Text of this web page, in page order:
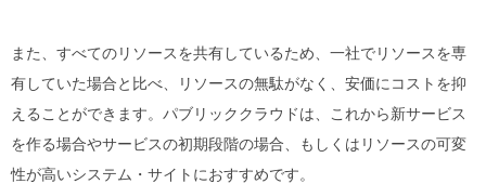
また、すべてのリソースを共有しているため、一社でリソースを専
有していた場合と比べ、リソースの無駄がなく、安価にコストを抑
えることができます。パブリッククラウドは、これから新サービス
を作る場合やサービスの初期段階の場合、もしくはリソースの可変
性が高いシステム・サイトにおすすめです。